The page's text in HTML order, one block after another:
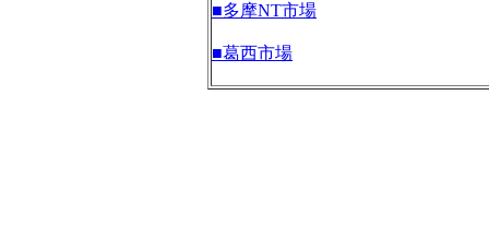
■多摩NT市場
■葛西市場